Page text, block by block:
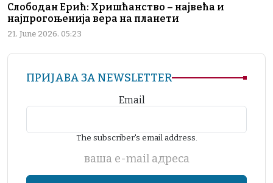
Слободан Ерић: Хришћанство – највећа и
најпрогоњенија вера на планети
21. June 2026. 05:23
ПРИЈАВА ЗА NEWSLETTER
Email
The subscriber's email address.
ваша е-mail адреса